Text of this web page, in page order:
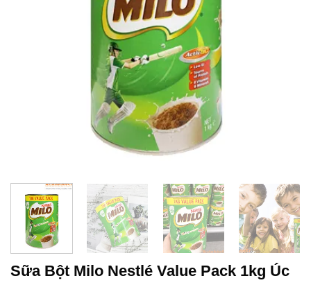
Sữa Bột Milo Nestlé Value Pack 1kg Úc